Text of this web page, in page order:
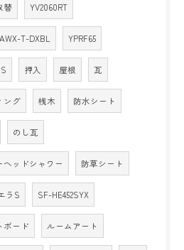
替 YV2060RT
T-DXBL YPRF65
押入 屋根 瓦
ング 桟木 防水シート
のし瓦
ヘッドシャワー 防草シート
ラS SF-HE452SYX
ボード ルームアート